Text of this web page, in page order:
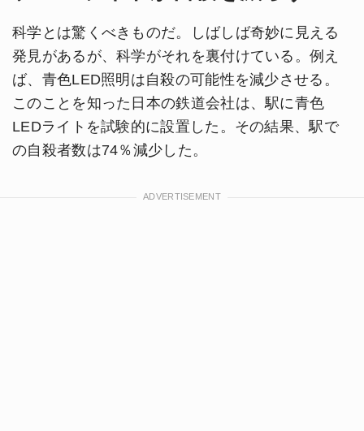
科学とは驚くべきものだ。しばしば奇妙に見える
発見があるが、科学がそれを裏付けている。例え
ば、青色LED照明は自殺の可能性を減少させる。
このことを知った日本の鉄道会社は、駅に青色
LEDライトを試験的に設置した。その結果、駅で
の自殺者数は74％減少した。